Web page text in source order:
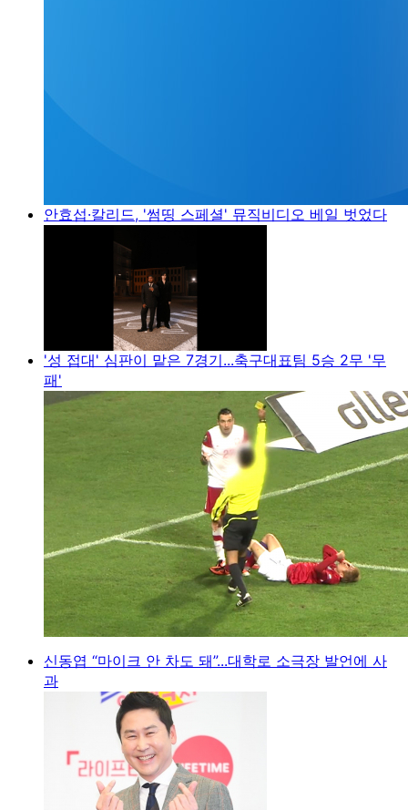
안효섭·칼리드, '썸띵 스페셜' 뮤직비디오 베일 벗었다
'성 접대' 심판이 맡은 7경기...축구대표팀 5승 2무 '무
패'
신동엽 “마이크 안 차도 돼”...대학로 소극장 발언에 사
과